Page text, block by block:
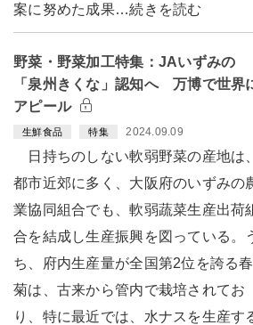
案に努めた成果…続きを読む
野菜・野菜加工特集：JAいずみの
「泉州きくな」認知へ 万博で世界
アピール
生鮮食品 特集 2024.09.09
日持ちのしない軟弱野菜の産地は、
都市近郊に多く、大阪府のいずみの
業協同組合でも、軟弱蔬菜生産出荷
合を結成し生産振興を図っている。
ち、府内生産量が全国第2位を誇る春
菊は、古来から管内で栽培されてお
り、特に最近では、水ナスを生産す